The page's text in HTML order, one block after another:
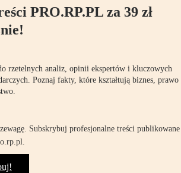
PRO.RP.PL za 39 zł
rzetelnych analiz, opinii ekspertów i kluczowych
Poznaj fakty, które kształtują biznes, prawo
Subskrybuj profesjonalne treści publikowane